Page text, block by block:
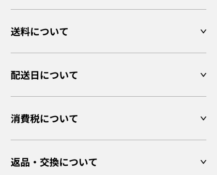
送料について
配送日について
消費税について
返品・交換について